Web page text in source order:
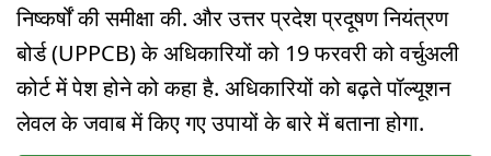
निष्कर्षों की समीक्षा की. और उत्तर प्रदेश प्रदूषण नियंत्रण
बोर्ड (UPPCB) के अधिकारियों को 19 फरवरी को वर्चुअली
कोर्ट में पेश होने को कहा है. अधिकारियों को बढ़ते पॉल्यूशन
लेवल के जवाब में किए गए उपायों के बारे में बताना होगा.